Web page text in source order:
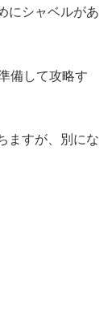
にシャベルがあ
備して攻略す
ますが、別にな